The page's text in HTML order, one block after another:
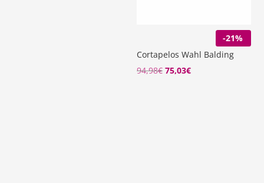
-21%
Cortapelos Wahl Balding
94,98€ 75,03€